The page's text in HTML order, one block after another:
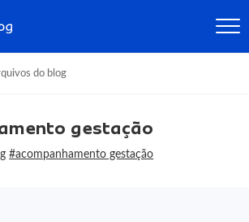
do blog
gestação
#acompanhamento gestação